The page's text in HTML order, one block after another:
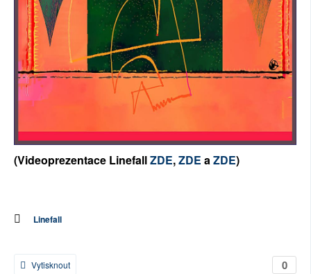
(Videoprezentace LinefallZDE,ZDE a ZDE)
Linefall
0
Vytisknout